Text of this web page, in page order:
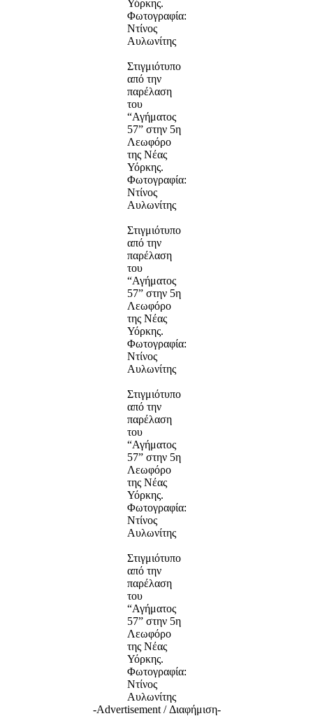
Υόρκης.
Φωτογραφία:
Ντίνος
Αυλωνίτης
Στιγμιότυπο
από την
παρέλαση
του
“Αγήματος
57” στην 5η
Λεωφόρο
της Νέας
Υόρκης.
Φωτογραφία:
Ντίνος
Αυλωνίτης
Στιγμιότυπο
από την
παρέλαση
του
“Αγήματος
57” στην 5η
Λεωφόρο
της Νέας
Υόρκης.
Φωτογραφία:
Ντίνος
Αυλωνίτης
Στιγμιότυπο
από την
παρέλαση
του
“Αγήματος
57” στην 5η
Λεωφόρο
της Νέας
Υόρκης.
Φωτογραφία:
Ντίνος
Αυλωνίτης
Στιγμιότυπο
από την
παρέλαση
του
“Αγήματος
57” στην 5η
Λεωφόρο
της Νέας
Υόρκης.
Φωτογραφία:
Ντίνος
Αυλωνίτης
-Advertisement / Διαφήμιση-